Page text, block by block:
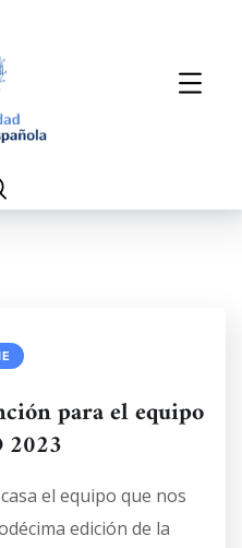
para el equipo
2023
el equipo que nos
edición de la